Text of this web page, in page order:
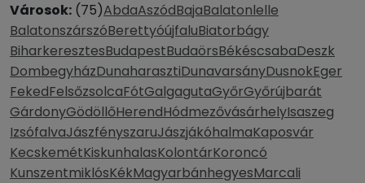
Városok: (75)AbdaAszódBajaBalatonlelle
BalatonszárszóBerettyóújfaluBiatorbágy
BiharkeresztesBudapestBudaörsBékéscsabaDeszk
DombegyházDunaharasztiDunavarsányDusnokEger
FekedFelsőzsolcaFótGalgagutaGyőrGyőrújbarát
GárdonyGödöllőHerendHódmezővásárhelyIsaszeg
IzsófalvaJászfényszaruJászjákóhalmaKaposvár
KecskemétKiskunhalasKolontárKoroncó
KunszentmiklósKékMagyarbánhegyesMarcali